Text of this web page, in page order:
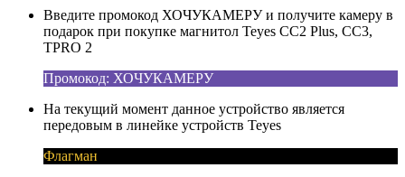
Введите промокод ХОЧУКАМЕРУ и получите камеру в
подарок при покупке магнитол Teyes CC2 Plus, CC3,
TPRO 2
Промокод: ХОЧУКАМЕРУ
На текущий момент данное устройство является
передовым в линейке устройств Teyes
Флагман